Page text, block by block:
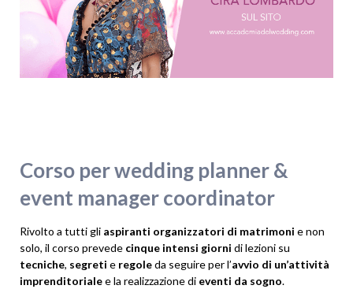
Corso per wedding planner &
event manager coordinator
Rivolto a tutti gli aspiranti organizzatori di matrimoni e non
solo, il corso prevede cinque intensi giorni di lezioni su
tecniche, segreti e regoleda seguire per l’avvio di un’attività
imprenditorialee la realizzazione di eventi da sogno.